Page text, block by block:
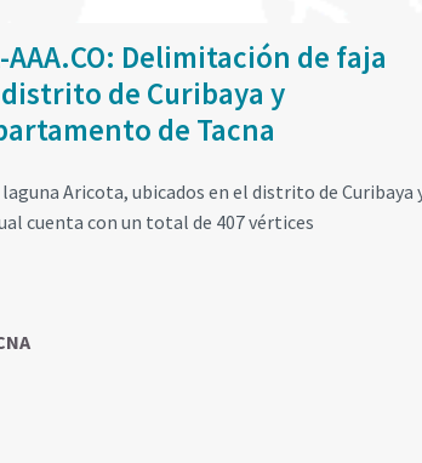
Delimitación de faja
de Curibaya y
de Tacna
Aricota, ubicados en el distrito de Curibaya
cuenta con un total de 407 vértices